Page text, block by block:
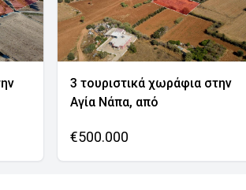
3 τουριστικά χωράφια στην
Αγία Νάπα, από
€500.000